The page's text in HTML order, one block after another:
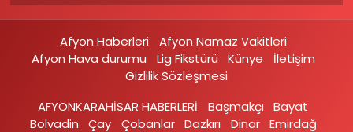
Afyon Haberleri
Afyon Namaz Vakitleri
Afyon Hava durumu
Lig Fikstürü Künye
İletişim
Gizlilik Sözleşmesi
AFYONKARAHİSAR HABERLERİ
Başmakçı
Bayat
Bolvadin
Çay Çobanlar Dazkırı Dinar Emirdağ‎